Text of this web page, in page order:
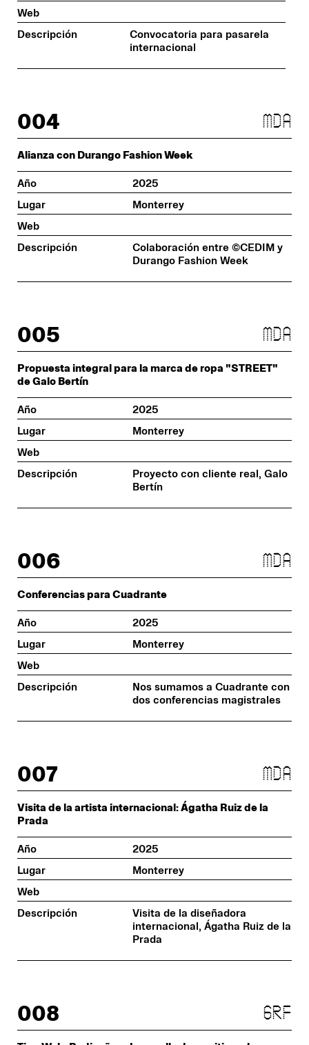
Web
Descripción
Convocatoria para pasarela
internacional
004 mda
Alianza con Durango Fashion Week
Año
2025
Lugar
Monterrey
Web
Descripción
Colaboración entre ©CEDIM y
Durango Fashion Week
005 mda
Propuesta integral para la marca de ropa "STREET"
de Galo Bertín
Año
2025
Lugar
Monterrey
Web
Descripción
Proyecto con cliente real, Galo
Bertín
006 mda
Conferencias para Cuadrante
Año
2025
Lugar
Monterrey
Web
Descripción
Nos sumamos a Cuadrante con
dos conferencias magistrales
007 mda
Visita de la artista internacional: Ágatha Ruiz de la
Prada
Año
2025
Lugar
Monterrey
Web
Descripción
Visita de la diseñadora
internacional, Ágatha Ruiz de la
Prada
008 grf